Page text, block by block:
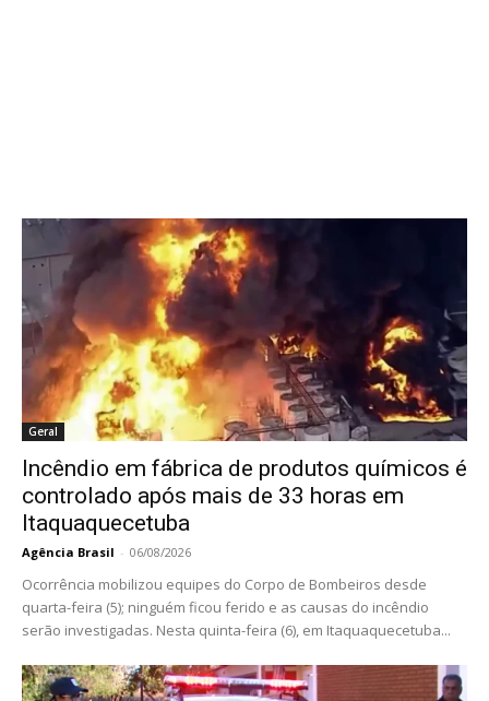
Geral
Incêndio em fábrica de produtos químicos é
controlado após mais de 33 horas em
Itaquaquecetuba
Agência Brasil - 06/08/2026
Ocorrência mobilizou equipes do Corpo de Bombeiros desde
quarta-feira (5); ninguém ficou ferido e as causas do incêndio
serão investigadas. Nesta quinta-feira (6), em Itaquaquecetuba...